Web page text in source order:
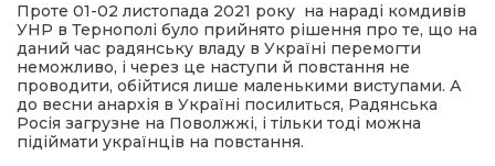
Проте 01-02 листопада 2021 року на нараді комдивів
УНР в Тернополі було прийнято рішення про те, що на
даний час радянську владу в Україні перемогти
неможливо, і через це наступи й повстання не
проводити, обійтися лише маленькими виступами. А
до весни анархія в Україні посилиться, Радянська
Росія загрузне на Поволжжі, і тільки тоді можна
підіймати українців на повстання.